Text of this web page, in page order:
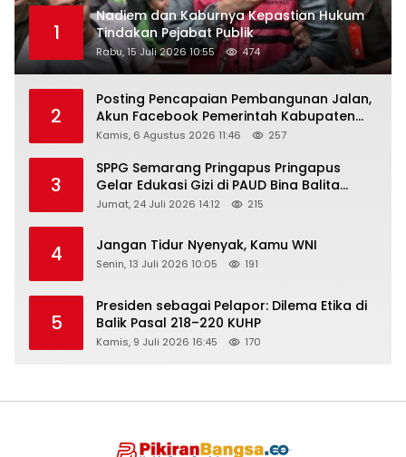
1
Nadiem dan Kaburnya Kepastian Hukum
Tindakan Pejabat Publik
Rabu, 15 Juli 2026 10:55 474
2
Posting Pencapaian Pembangunan Jalan,
Akun Facebook Pemerintah Kabupaten
Rembang “Dirujak” Warganet
Kamis, 6 Agustus 2026 11:46 257
3
SPPG Semarang Pringapus Pringapus
Gelar Edukasi Gizi di PAUD Bina Balita
Peringati Hari Anak Nasional 2026
Jumat, 24 Juli 2026 14:12 215
4 Jangan Tidur Nyenyak, Kamu WNI
Senin, 13 Juli 2026 10:05 191
5
Presiden sebagai Pelapor: Dilema Etika di
Balik Pasal 218–220 KUHP
Kamis, 9 Juli 2026 16:45 170